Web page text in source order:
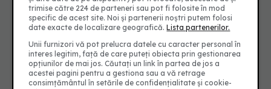
trimise către 224 de parteneri sau pot fi folosite în mod
specific de acest site. Noi și partenerii noștri putem folosi
date exacte de localizare geografică.Lista partenerilor.
Unii furnizori vă pot prelucra datele cu caracter personal în
interes legitim, față de care puteți obiecta prin gestionarea
opțiunilor de mai jos. Căutați un link în partea de jos a
acestei pagini pentru a gestiona sau a vă retrage
consimțământul în setările de confidențialitate și cookie-